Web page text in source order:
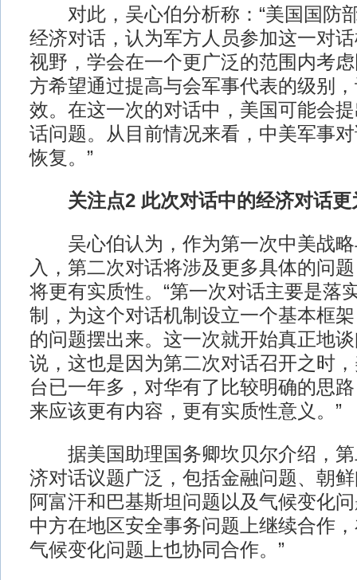
对此，吴心伯分析称：“美国国防
经济对话，认为军方人员参加这一对
视野，学会在一个更广泛的范围内考
方希望通过提高与会军事代表的级别
效。在这一次的对话中，美国可能会
话问题。从目前情况来看，中美军事
恢复。”
关注点2 此次对话中的经济对话更
吴心伯认为，作为第一次中美战略
入，第二次对话将涉及更多具体的问
将更有实质性。“第一次对话主要是落
制，为这个对话机制设立一个基本框
的问题摆出来。这一次就开始真正地
说，这也是因为第二次对话召开之时
台已一年多，对华有了比较明确的思
来应该更有内容，更有实质性意义。”
据美国助理国务卿坎贝尔介绍，第
济对话议题广泛，包括金融问题、朝
阿富汗和巴基斯坦问题以及气候变化
中方在地区安全事务问题上继续合作
气候变化问题上也协同合作。”